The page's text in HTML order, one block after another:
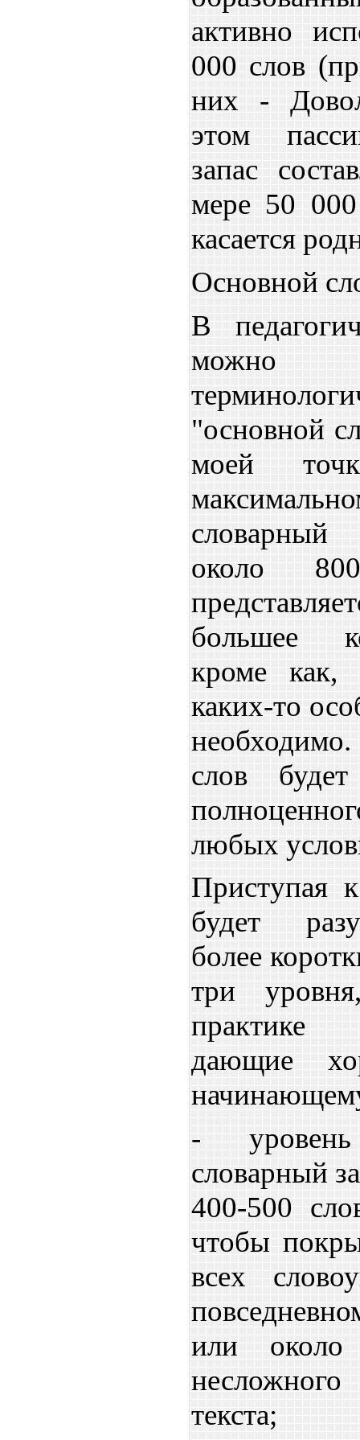
активно
000 слов
них -
этом
запас
мере 50
касается
Основной
В
можно
"основной
моей
словарный
около
большее
кроме как,
каких-то
слов
любых
Приступая
будет
более
три
практике
дающие
-
словарный
400-500
чтобы
всех
или около
текста;